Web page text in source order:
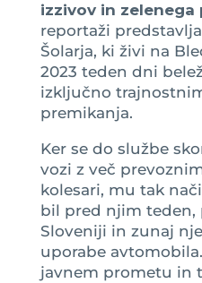
izzivov in zelenega
reportaži
Šolarja, ki živi na
2023 teden dni
izključno
premikanja.
Ker se do službe
vozi z več
kolesari, mu tak
bil pred njim teden,
Sloveniji in zunaj
uporabe
javnem prometu in